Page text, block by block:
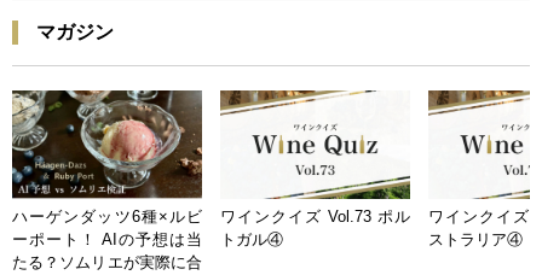
マガジン
ハーゲンダッツ6種×ルビ
ーポート！ AIの予想は当
たる？ソムリエが実際に合
ワインクイズ Vol.73 ポル
トガル④
ワインクイズ
ストラリア④